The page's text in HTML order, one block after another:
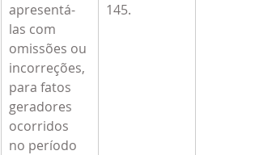
apresentá-
las com
omissões ou
incorreções,
para fatos
geradores
ocorridos
no período
145.